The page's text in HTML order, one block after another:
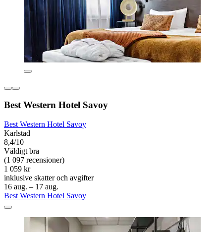
Best Western Hotel Savoy
Best Western Hotel Savoy
Karlstad
8,4/10
Väldigt bra
(1 097 recensioner)
1 059 kr
inklusive skatter och avgifter
16 aug. – 17 aug.
Best Western Hotel Savoy